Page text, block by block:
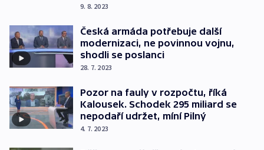
9. 8. 2023
Česká armáda potřebuje další
modernizaci, ne povinnou vojnu,
shodli se poslanci
28. 7. 2023
Pozor na fauly v rozpočtu, říká
Kalousek. Schodek 295 miliard se
nepodaří udržet, míní Pilný
4. 7. 2023